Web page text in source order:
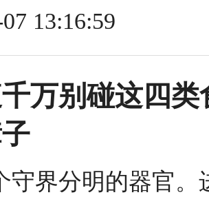
13:16:59
万别碰这四
守界分明的器官